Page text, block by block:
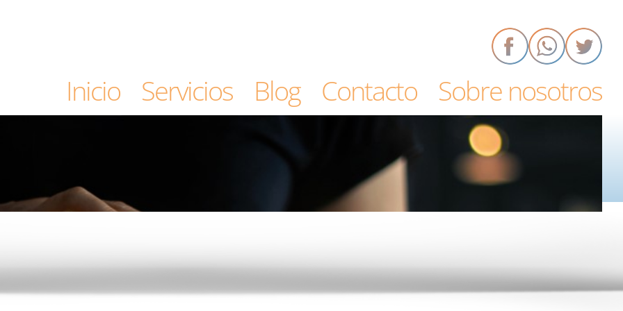
Inicio Servicios Blog Contacto Sobre nosotros